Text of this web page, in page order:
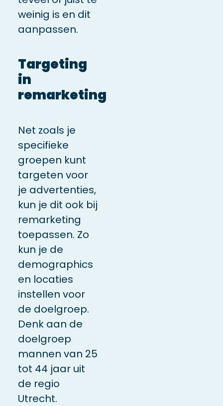
weinig is en dit
aanpassen.
Targeting
in
remarketing
Net zoals je
specifieke
groepen kunt
targeten voor
je advertenties,
kun je dit ook bij
remarketing
toepassen. Zo
kun je de
demographics
en locaties
instellen voor
de doelgroep.
Denk aan de
doelgroep
mannen van 25
tot 44 jaar uit
de regio
Utrecht.